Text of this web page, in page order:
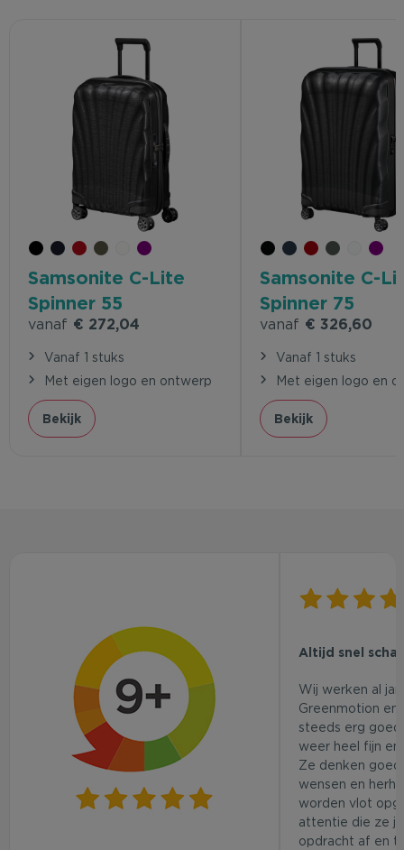
Samsonite C-Lite
Spinner 55
vanaf € 272,04
Vanaf 1 stuks
Met eigen logo en ontwerp
Bekijk
Samsonite C-
Spinner 75
vanaf € 326,60
Vanaf 1 stuks
Met eigen logo en
Bekijk
Altijd snel
Wij werken al
Greenmotion en
steeds erg
weer heel fijn en
Ze denken
wensen en
worden vlot
attentie die ze
opdracht af en